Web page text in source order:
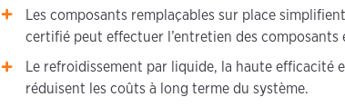
Les composants remplaçables sur place
certifié peut effectuer l’entretien des composants
Le refroidissement par liquide, la haute efficacité
réduisent les coûts à long terme du système.